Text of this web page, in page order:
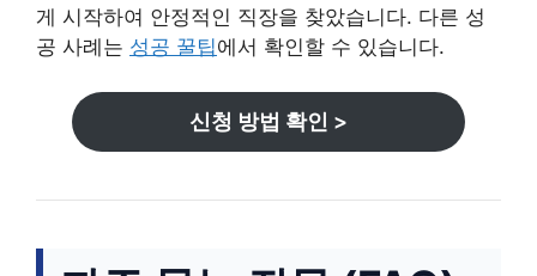
게 시작하여 안정적인 직장을 찾았습니다. 다른 성
공 사례는 성공 꿀팁에서 확인할 수 있습니다.
신청 방법 확인 >